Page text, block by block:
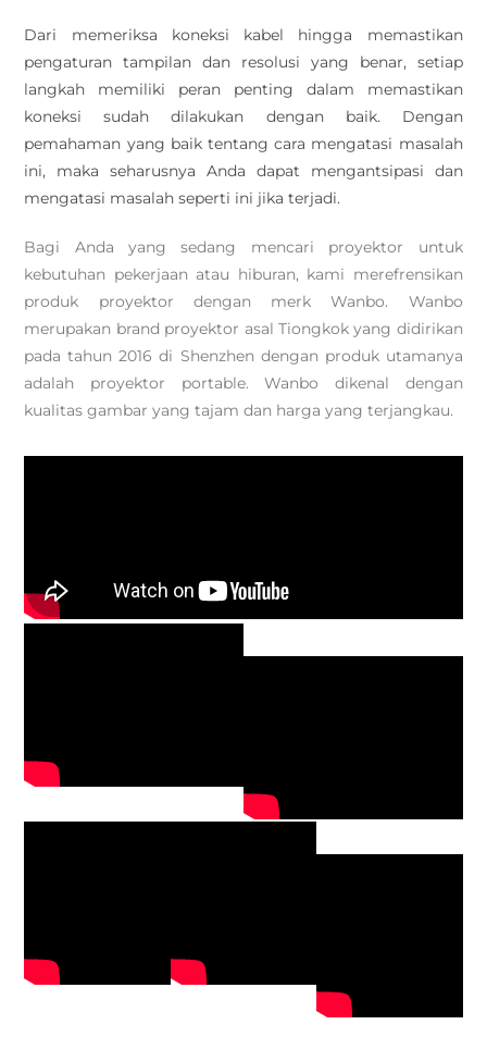
Dari memeriksa koneksi kabel hingga memastikan
pengaturan tampilan dan resolusi yang benar, setiap
langkah memiliki peran penting dalam memastikan
koneksi sudah dilakukan dengan baik. Dengan
pemahaman yang baik tentang cara mengatasi masalah
ini, maka seharusnya Anda dapat mengantsipasi dan
mengatasi masalah seperti ini jika terjadi.
Bagi Anda yang sedang mencari proyektor untuk
kebutuhan pekerjaan atau hiburan, kami merefrensikan
produk proyektor dengan merk Wanbo. Wanbo
merupakan brand proyektor asal Tiongkok yang didirikan
pada tahun 2016 di Shenzhen dengan produk utamanya
adalah proyektor portable. Wanbo dikenal dengan
kualitas gambar yang tajam dan harga yang terjangkau.